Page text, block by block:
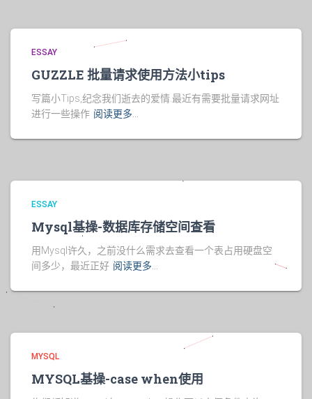
ESSAY
GUZZLE 批量请求使用方法小tips
写篇小Tips,纪念我们逝去的爱情.最近有需要批量请求网址
进行一些操作 阅读更多…
ESSAY
Mysql基操-数据库存储空间查看
用Mysql许久，之前没什么需求去查看一个表占用硬盘空
间多少，最近正好 阅读更多…
MYSQL
MYSQL基操-case when使用